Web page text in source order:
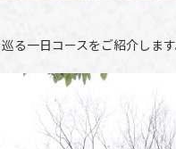
一日コースをご紹介しま